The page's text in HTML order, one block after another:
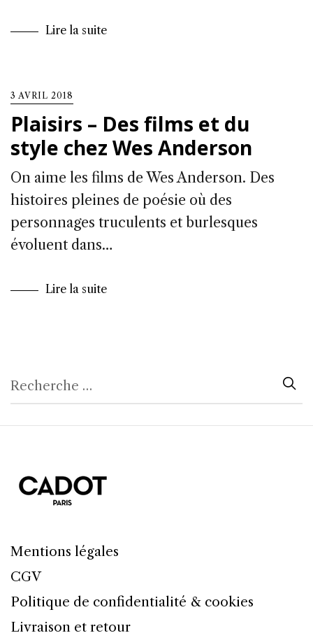
Lire la suite
3 AVRIL 2018
Plaisirs – Des films et du
style chez Wes Anderson
On aime les films de Wes Anderson. Des
histoires pleines de poésie où des
personnages truculents et burlesques
évoluent dans…
Lire la suite
Mentions légales
CGV
Politique de confidentialité & cookies
Livraison et retour